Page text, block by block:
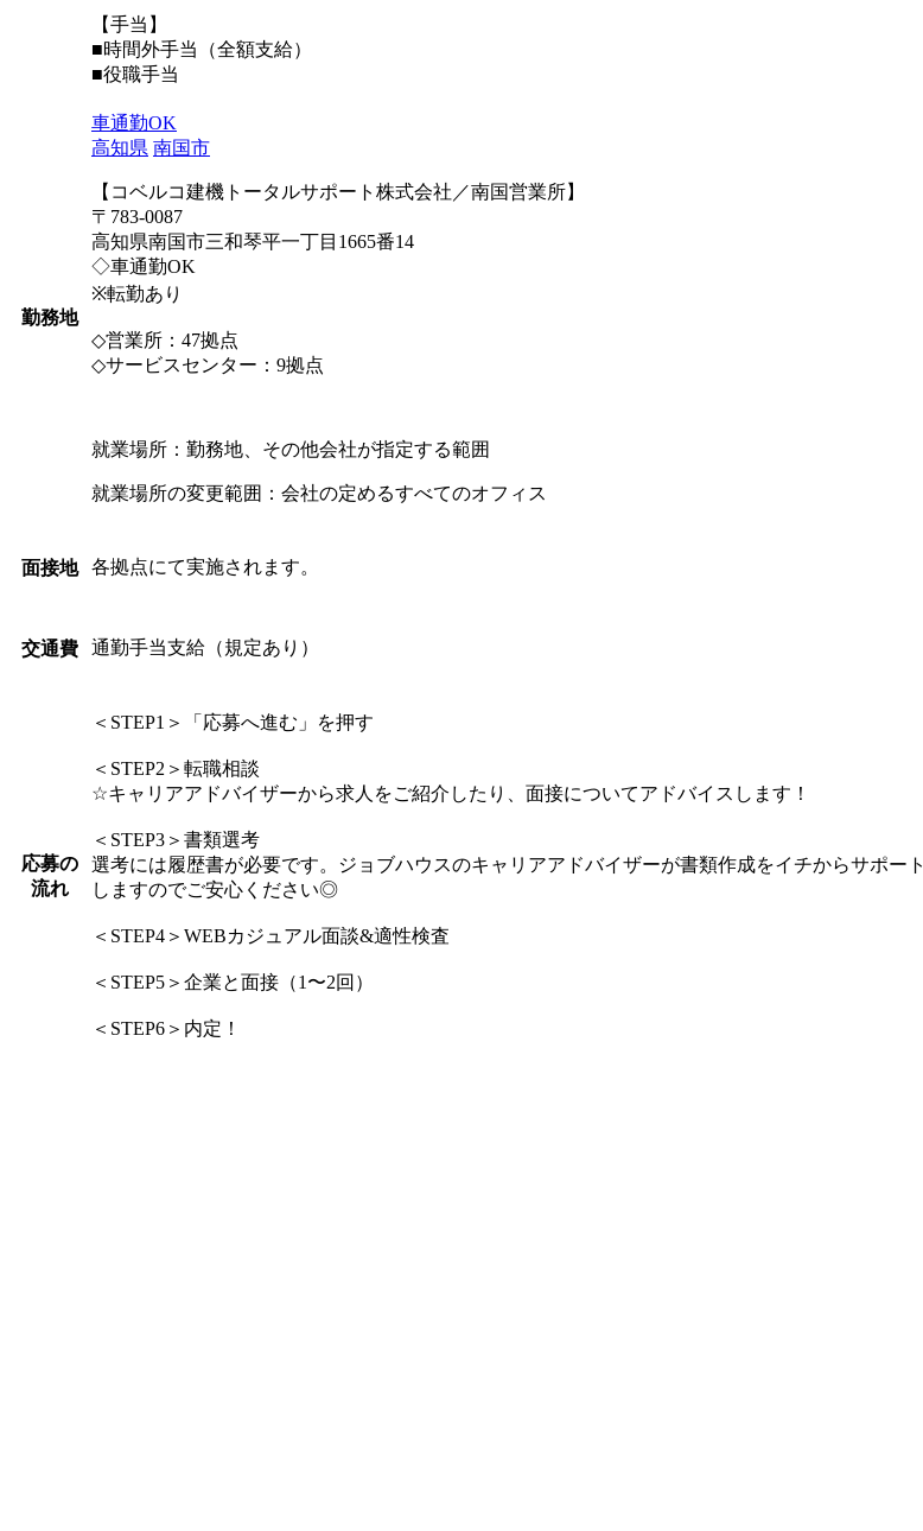
【手当】
■時間外手当（全額支給）
■役職手当
勤務地
車通勤OK
高知県 南国市
【コベルコ建機トータルサポート株式会社／南国営業所】
〒783-0087
高知県南国市三和琴平一丁目1665番14
◇車通勤OK
※転勤あり
◇営業所：47拠点
◇サービスセンター：9拠点
就業場所：勤務地、その他会社が指定する範囲
就業場所の変更範囲：会社の定めるすべてのオフィス
面接地 各拠点にて実施されます。
交通費 通勤手当支給（規定あり）
応募の
流れ
＜STEP1＞「応募へ進む」を押す
＜STEP2＞転職相談
☆キャリアアドバイザーから求人をご紹介したり、面接についてアドバイスします！
＜STEP3＞書類選考
選考には履歴書が必要です。ジョブハウスのキャリアアドバイザーが書類作成をイチからサポート
しますのでご安心ください◎
＜STEP4＞WEBカジュアル面談&適性検査
＜STEP5＞企業と面接（1〜2回）
＜STEP6＞内定！